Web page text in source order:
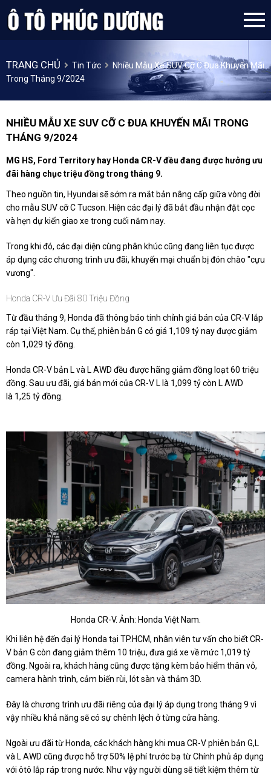
TRANG CHỦ Tin Tức
Nhiều Mẫu Xe SUV Cỡ C Đua Khuyến Mãi
Trong Tháng 9/2024
NHIỀU MẪU XE SUV CỠ C ĐUA KHUYẾN MÃI TRONG
THÁNG 9/2024
MG HS, Ford Territory hay Honda CR-V đều đang được hưởng ưu
đãi hàng chục triệu đồng trong tháng 9.
Theo nguồn tin, Hyundai sẽ sớm ra mắt bản nâng cấp giữa vòng đời
cho mẫu SUV cỡ C Tucson. Hiện các đại lý đã bắt đầu nhận đặt cọc
và hẹn dự kiến giao xe trong cuối năm nay.
Trong khi đó, các đại diện cùng phân khúc cũng đang liên tục được
áp dụng các chương trình ưu đãi, khuyến mại chuẩn bị đón chào "cựu
vương".
Honda CR-V Ưu Đãi 80 Triệu Đồng
Từ đầu tháng 9, Honda đã thông báo tinh chỉnh giá bán của CR-V lắp
ráp tại Việt Nam. Cụ thể, phiên bản G có giá 1,109 tỷ nay được giảm
còn 1,029 tỷ đồng
Honda CR-V bản L và L AWD đều được hãng giảm đồng loạt 60 triệu
đồng. Sau ưu đãi, giá bán mới của CR-V L là 1,099 tỷ còn L AWD
là 1,25 tỷ đồng
Honda CR-V. Ảnh: Honda Việt Nam.
Khi liên hệ đến đại lý Honda tại TP.HCM, nhân viên tư vấn cho biết CR-
V bản G còn đang giảm thêm 10 triệu, đưa giá xe về mức 1,019 tỷ
đồng . Ngoài ra, khách hàng cũng được tặng kèm bảo hiểm thân vỏ,
camera hành trình, cảm biến rùi, lót sàn và thảm 3D.
Đây là chương trình ưu đãi riêng của đại lý áp dụng trong tháng 9 vì
vậy nhiều khả năng sẽ có sự chênh lệch ở từng cửa hàng.
Ngoài ưu đãi từ Honda, các khách hàng khi mua CR-V phiên bản G,L
và L AWD cũng được hỗ trợ 50% lệ phí trước bạ từ Chính phủ áp dụng
với ôtô lắp ráp trong nước. Như vậy người dùng sẽ tiết kiệm thêm từ